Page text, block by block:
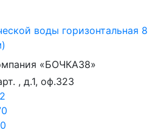
«БОЧКА38»
, д.1, оф.323